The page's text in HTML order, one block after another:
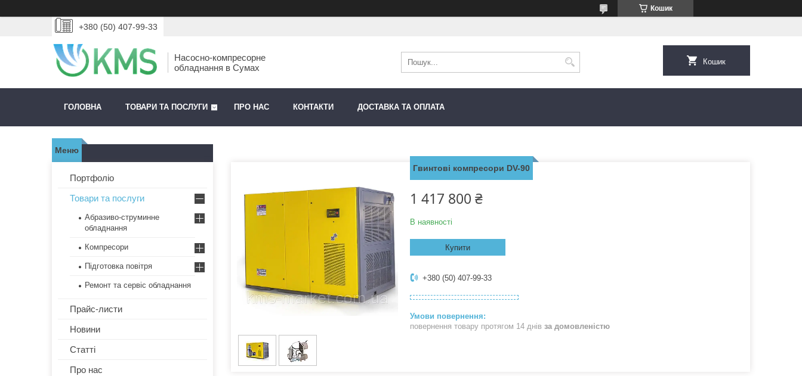
Кошик
+380 (50) 407-99-33
Насосно-компресорне
обладнання в Сумах
Кошик
ГОЛОВНА ТОВАРИ ТА ПОСЛУГИ ПРО НАС КОНТАКТИ ДОСТАВКА ТА ОПЛАТА
Гвинтові компресори DV-90
1 417 800 ₴
В наявності
Купити
+380 (50) 407-99-33
повернення товару протягом 14 днів за домовленістю
Портфоліо
Товари та послуги
Абразиво-струминне
обладнання
Компресори
Підготовка повітря
Ремонт та сервіс обладнання
Прайс-листи
Новини
Статті
Про нас